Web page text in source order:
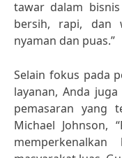
tawar dalam
bersih, rapi, dan
nyaman dan puas.”
Selain fokus pada
layanan, Anda
pemasaran yang
Michael Johnson,